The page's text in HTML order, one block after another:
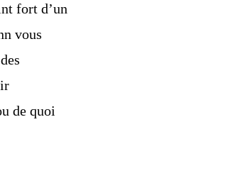
fort d’un
vous
de quoi